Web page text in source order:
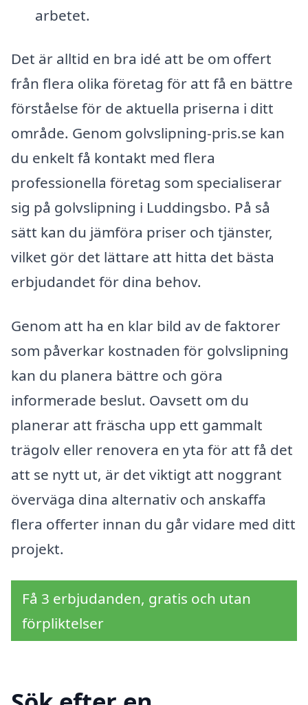
arbetet.
Det är alltid en bra idé att be om offert
från flera olika företag för att få en bättre
förståelse för de aktuella priserna i ditt
område. Genom golvslipning-pris.se kan
du enkelt få kontakt med flera
professionella företag som specialiserar
sig på golvslipning i Luddingsbo. På så
sätt kan du jämföra priser och tjänster,
vilket gör det lättare att hitta det bästa
erbjudandet för dina behov.
Genom att ha en klar bild av de faktorer
som påverkar kostnaden för golvslipning
kan du planera bättre och göra
informerade beslut. Oavsett om du
planerar att fräscha upp ett gammalt
trägolv eller renovera en yta för att få det
att se nytt ut, är det viktigt att noggrant
överväga dina alternativ och anskaffa
flera offerter innan du går vidare med ditt
projekt.
Få 3 erbjudanden, gratis och utan
förpliktelser